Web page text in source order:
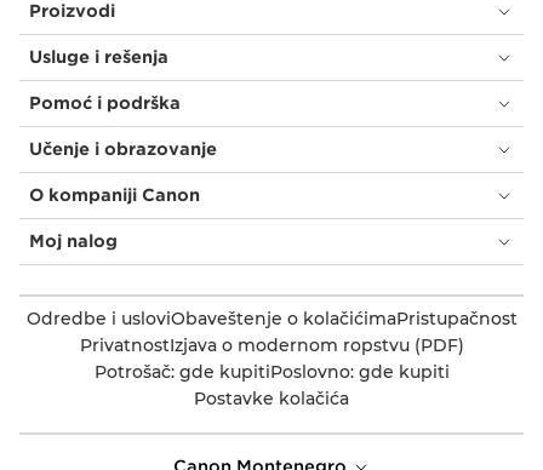
Proizvodi
Usluge i rešenja
Pomoć i podrška
Učenje i obrazovanje
O kompaniji Canon
Moj nalog
Odredbe i usloviObaveštenje o kolačićimaPristupačnost
PrivatnostIzjava o modernom ropstvu (PDF)
Potrošač: gde kupitiPoslovno: gde kupiti
Postavke kolačića